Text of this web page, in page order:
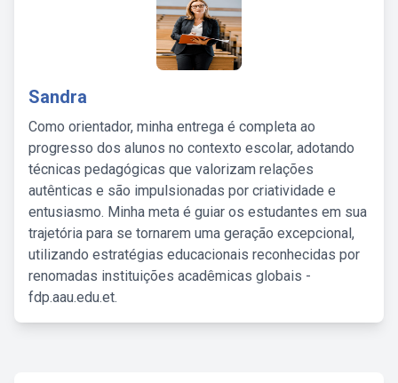
Sandra
Como orientador, minha entrega é completa ao
progresso dos alunos no contexto escolar, adotando
técnicas pedagógicas que valorizam relações
autênticas e são impulsionadas por criatividade e
entusiasmo. Minha meta é guiar os estudantes em sua
trajetória para se tornarem uma geração excepcional,
utilizando estratégias educacionais reconhecidas por
renomadas instituições acadêmicas globais -
fdp.aau.edu.et.